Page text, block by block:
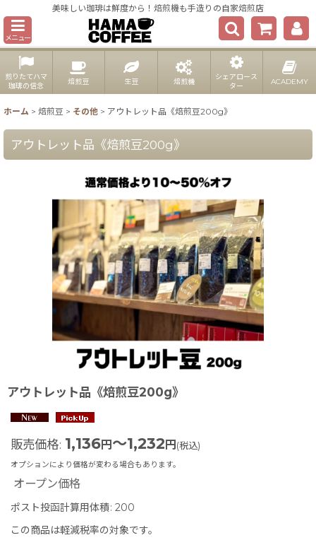
美味しい珈琲は鮮度から！焙煎機も手造りの自家焙煎店
メニュー
煎りたてハマ
珈琲の信念
焙煎豆 生豆 焙煎機
シェアロース
ター
ACADEMY
ホーム > 焙煎豆 > その他 > アウトレット品《焙煎豆200g》
アウトレット品《焙煎豆200g》
アウトレット品《焙煎豆200g》
販売価格: 1,136円 ～1,232 円 (税込)
オプションにより価格が変わる場合もあります。
オープン価格
ポスト投函計算用体積: 200
この商品は軽減税率の対象です。